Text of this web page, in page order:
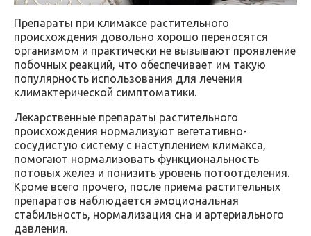
Препараты при климаксе растительного
происхождения довольно хорошо переносятся
организмом и практически не вызывают проявление
побочных реакций, что обеспечивает им такую
популярность использования для лечения
климактерической симптоматики.
Лекарственные препараты растительного
происхождения нормализуют вегетативно-
сосудистую систему с наступлением климакса,
помогают нормализовать функциональность
потовых желез и понизить уровень потоотделения.
Кроме всего прочего, после приема растительных
препаратов наблюдается эмоциональная
стабильность, нормализация сна и артериального
давления.